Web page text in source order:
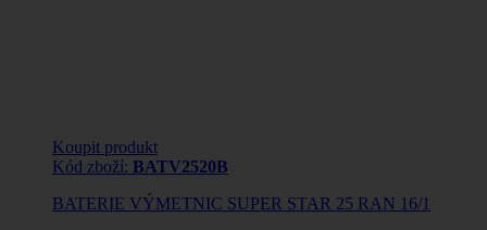
Koupit produkt
Kód zboží: BATV2520B
BATERIE VÝMETNIC SUPER STAR 25 RAN 16/1